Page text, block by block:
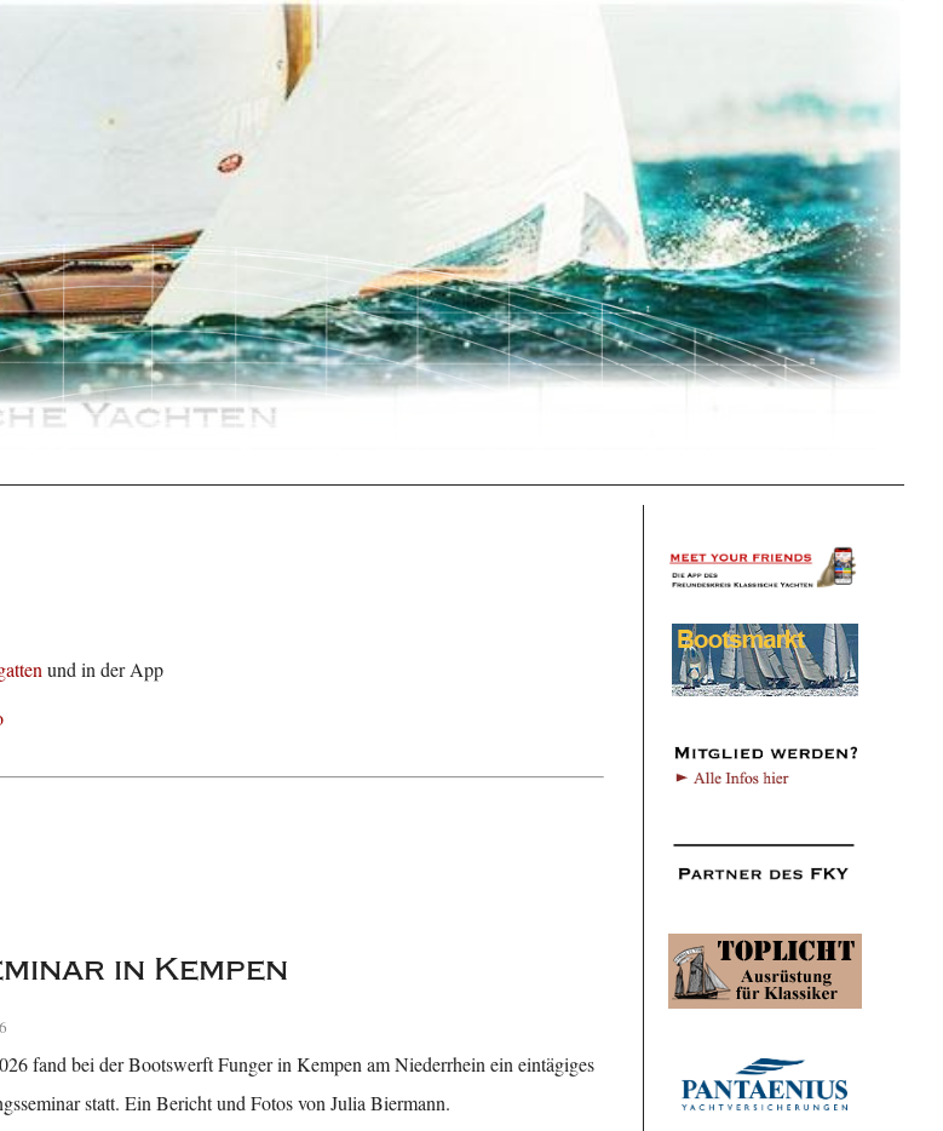
und in der App
in Kempen
fand bei der Bootswerft Funger in Kempen am Niederrhein ein eintägiges
statt. Ein Bericht und Fotos von Julia Biermann.